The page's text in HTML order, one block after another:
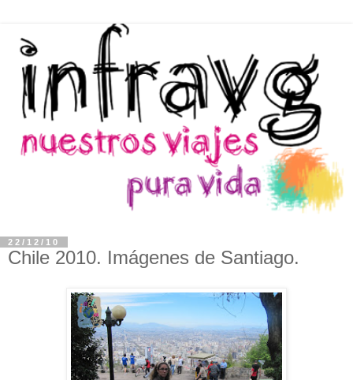
22/12/10
Chile 2010. Imágenes de Santiago.